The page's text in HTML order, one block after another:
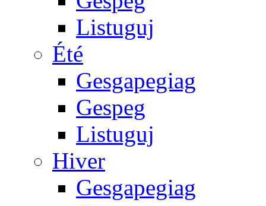
Listuguj
Été
Gesgapegiag
Gespeg
Listuguj
Hiver
Gesgapegiag